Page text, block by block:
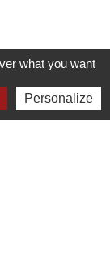
what you want
Personalize